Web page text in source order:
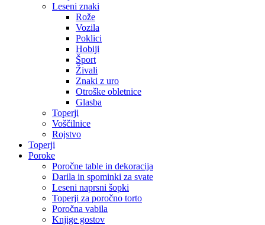
Leseni znaki
Rože
Vozila
Poklici
Hobiji
Šport
Živali
Znaki z uro
Otroške obletnice
Glasba
Toperji
Voščilnice
Rojstvo
Toperji
Poroke
Poročne table in dekoracija
Darila in spominki za svate
Leseni naprsni šopki
Toperji za poročno torto
Poročna vabila
Knjige gostov